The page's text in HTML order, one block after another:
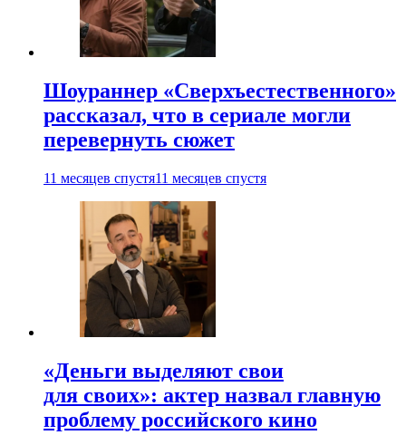
Шоураннер «Сверхъестественного»
рассказал, что в сериале могли
перевернуть сюжет
11 месяцев спустя11 месяцев спустя
«Деньги выделяют свои
для своих»: актер назвал главную
проблему российского кино